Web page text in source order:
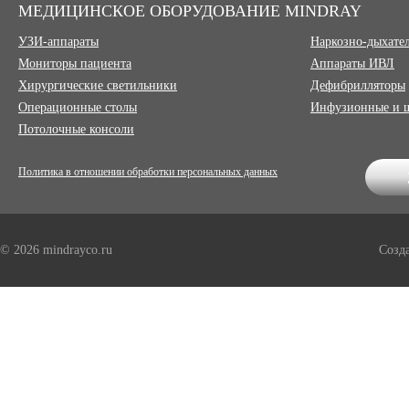
МЕДИЦИНСКОЕ ОБОРУДОВАНИЕ MINDRAY
УЗИ-аппараты
Мониторы пациента
Хирургические светильники
Операционные столы
Потолочные консоли
Наркозно-
Аппараты ИВЛ
Дефибрилляторы
Инфузионные и
Политика в отношении обработки персональных данных
© 2026 mindrayco.ru